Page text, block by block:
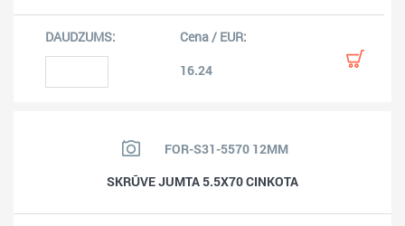
16.24
FOR-S31-5570 12MM
SKRŪVE JUMTA 5.5X70 CINKOTA